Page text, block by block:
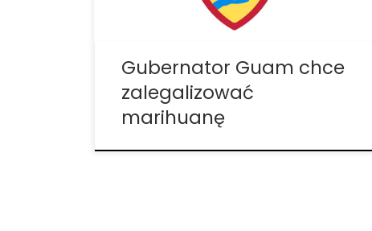
użytek. „Rozmawiamy o cięciach
Gubernator Guam chce
zalegalizować
marihuanę